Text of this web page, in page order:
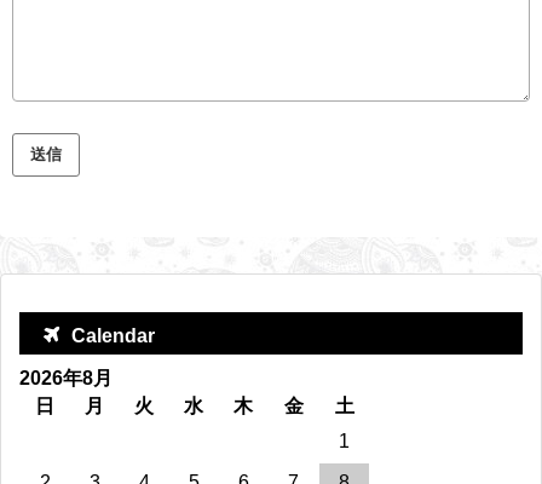
Calendar
2026年8月
日
月 火 水 木 金
土
1